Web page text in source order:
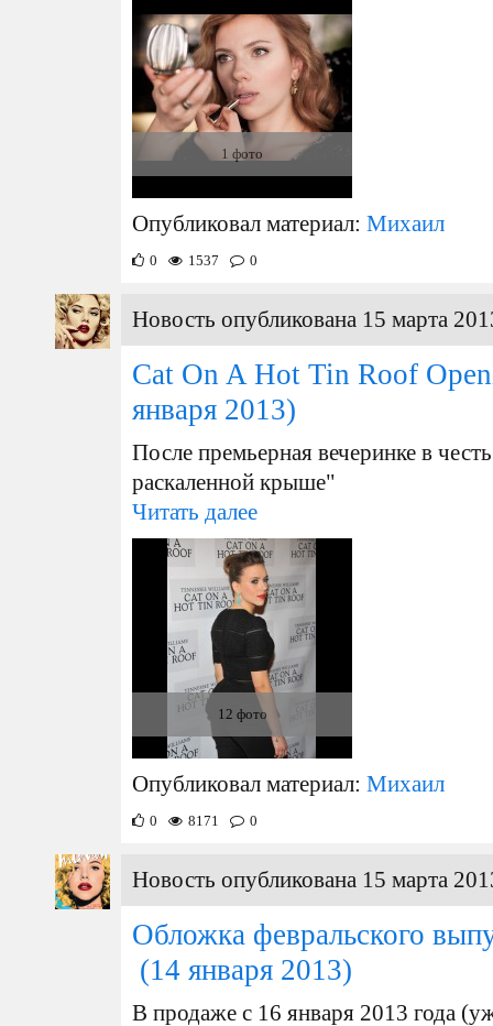
1 фото
Опубликовал материал: Михаил
0 1537 0
Новость опубликована 15 марта
Cat On A Hot Tin Roof
января 2013)
После премьерная вечеринке в
раскаленной крыше "
Читать далее
12 фото
Опубликовал материал: Михаил
0 8171 0
Новость опубликована 15 марта
Обложка февральского
(14 января 2013)
В продаже с 16 января 2013 года